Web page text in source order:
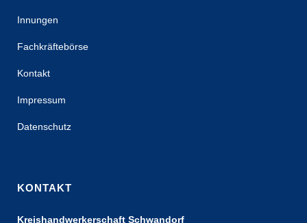
Innungen
Fachkräftebörse
Kontakt
Impressum
Datenschutz
KONTAKT
Kreishandwerkerschaft Schwandorf